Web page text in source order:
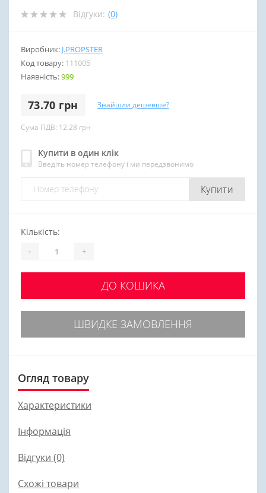
Відгуки: (0)
Виробник: J.PRÖPSTER
Код товару: 111005
Наявність:999
73.70 грн Знайшли дешевше?
Сума ПДВ: 12.28 грн
Купити в один клік
Введіть номер телефону і ми передзвонимо
Купити
Кількість:
- +
ДО КОШИКА
ШВИДКЕ ЗАМОВЛЕННЯ
Огляд товару
Характеристики
Інформація
Відгуки (0)
Схожі товари